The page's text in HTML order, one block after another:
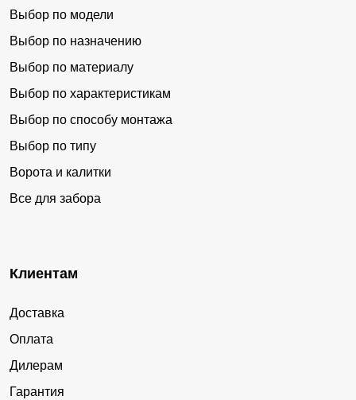
Выбор по модели
Выбор по назначению
Выбор по материалу
Выбор по характеристикам
Выбор по способу монтажа
Выбор по типу
Ворота и калитки
Все для забора
Клиентам
Доставка
Оплата
Дилерам
Гарантия